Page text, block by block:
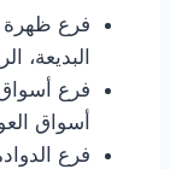
فرع ظهرة
البديعة،
فرع
أسواق
فرع